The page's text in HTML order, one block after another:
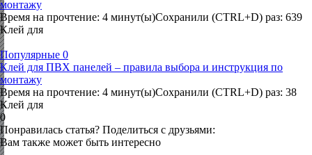
монтажу
Время на прочтение: 4 минут(ы)Сохранили (CTRL+D) раз: 639
Клей для
Популярные 0
Клей для ПВХ панелей – правила выбора и инструкция по
монтажу
Время на прочтение: 4 минут(ы)Сохранили (CTRL+D) раз: 38
Клей для
0
Понравилась статья? Поделиться с друзьями:
Вам также может быть интересно